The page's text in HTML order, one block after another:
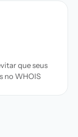
que seus
no WHOIS